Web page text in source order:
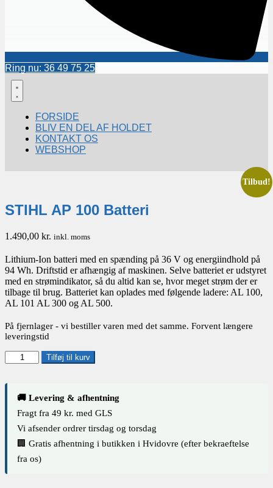
Ring nu: 36 49 75 25
FORSIDE
BLIV EN DEL AF HOLDET
KONTAKT OS
WEBSHOP
STIHL AP 100 Batteri
1.490,00 kr. inkl. moms
Lithium-Ion batteri med en spænding på 36 V og energiindhold på
94 Wh. Driftstid er afhængig af maskinen. Selve batteriet er udstyret
med en strømindikator, så du altid kan se, hvor meget strøm der er
tilbage til brug. Batteriet kan oplades med følgende ladere: AL 100,
AL 101 AL 300 og AL 500.
På fjernlager - vi bestiller varen med det samme. Forvent længere
leveringstid
STIHL
AP
Batteri
antal
Tilføj til kurv
🚚 Levering & afhentning
Fragt fra 49 kr. med GLS
Vi afsender ordrer tirsdag og torsdag
🏢 Gratis afhentning i butikken i Hvidovre (efter bekraeftelse
fra os)
Tilbud!